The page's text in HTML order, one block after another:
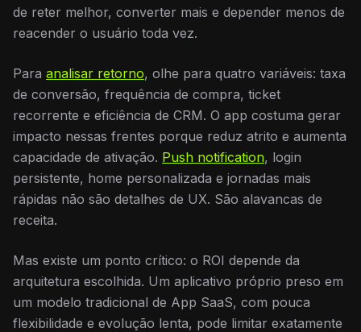
de reter melhor, converter mais e depender menos de
reacender o usuário toda vez.
Para analisar retorno, olhe para quatro variáveis: taxa
de conversão, frequência de compra, ticket
recorrente e eficiência de CRM. O app costuma gerar
impacto nessas frentes porque reduz atrito e aumenta
capacidade de ativação. Push notification, login
persistente, home personalizada e jornadas mais
rápidas não são detalhes de UX. São alavancas de
receita.
Mas existe um ponto crítico: o ROI depende da
arquitetura escolhida. Um aplicativo próprio preso em
um modelo tradicional de App SaaS, com pouca
flexibilidade e evolução lenta, pode limitar exatamente